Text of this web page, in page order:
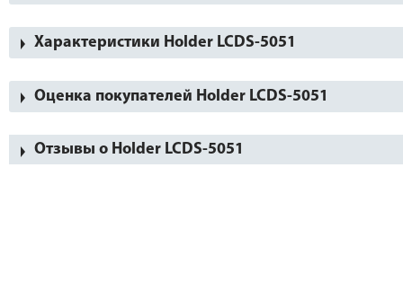
Характеристики Holder LCDS-5051
Оценка покупателей Holder LCDS-5051
Отзывы о Holder LCDS-5051